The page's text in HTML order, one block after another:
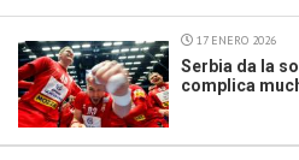
17 ENERO 2026
Serbia da la
complica